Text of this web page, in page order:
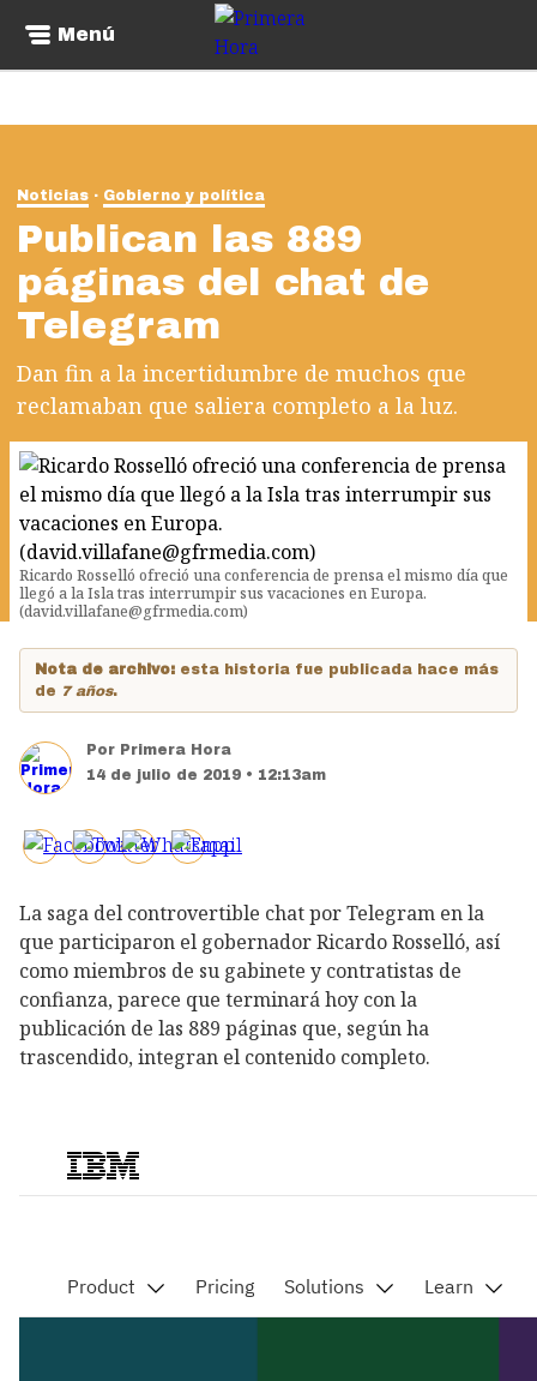
Menú
Noticias Gobierno y política
Publican las 889
páginas del chat de
Telegram
Dan fin a la incertidumbre de muchos que
reclamaban que saliera completo a la luz.
Ricardo Rosselló ofreció una conferencia de prensa el mismo día que
llegó a la Isla tras interrumpir sus vacaciones en Europa.
(david.villafane@gfrmedia.com)
Nota de archivo: esta historia fue publicada hace más
de 7 años.
Por Primera Hora
14 de julio de 2019 • 12:13am
La saga del controvertible chat por Telegram en la
que participaron el gobernador Ricardo Rosselló, así
como miembros de su gabinete y contratistas de
confianza, parece que terminará hoy con la
publicación de las 889 páginas que, según ha
trascendido, integran el contenido completo.